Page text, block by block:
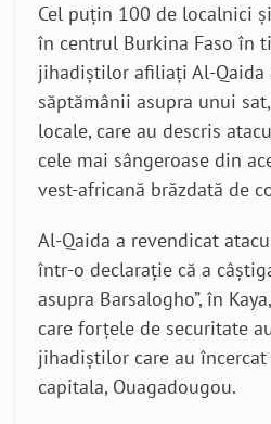
Cel puțin 100 de localnici
în centrul Burkina Faso în
jihadiștilor afiliați Al-Qaida
săptămânii asupra unui
locale, care au descris
cele mai sângeroase din
vest-africană brăzdată de
Al-Qaida a revendicat
într-o declarație că a
asupra Barsalogho”, în
care forțele de securitate
jihadiștilor care au
capitala, Ouagadougou.